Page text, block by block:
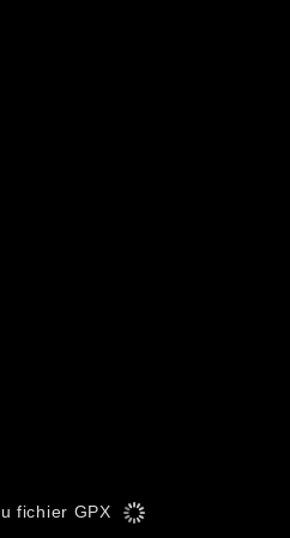
fichier GPX